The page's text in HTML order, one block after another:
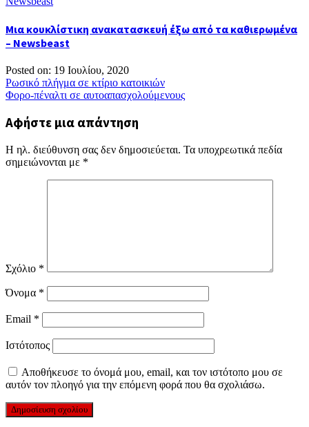
Μια κουκλίστικη ανακατασκευή έξω από τα καθιερωμένα
– Newsbeast
Posted on: 19 Ιουλίου, 2020
Πλοήγηση
άρθρων
Ρωσικό πλήγμα σε κτίριο κατοικιών
Φορο-πέναλτι σε αυτοαπασχολούμενους
Αφήστε μια απάντηση
Η ηλ. διεύθυνση σας δεν δημοσιεύεται. Τα υποχρεωτικά πεδία
σημειώνονται με *
Σχόλιο *
Όνομα *
Email *
Ιστότοπος
Αποθήκευσε το όνομά μου, email, και τον ιστότοπο μου σε
αυτόν τον πλοηγό για την επόμενη φορά που θα σχολιάσω.